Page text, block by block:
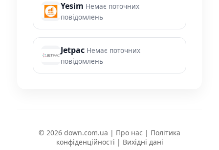
Yesim Немає поточних
повідомлень
Jetpac Немає поточних
повідомлень
© 2026 down.com.ua | Про нас | Політика
конфіденційності | Вихідні дані